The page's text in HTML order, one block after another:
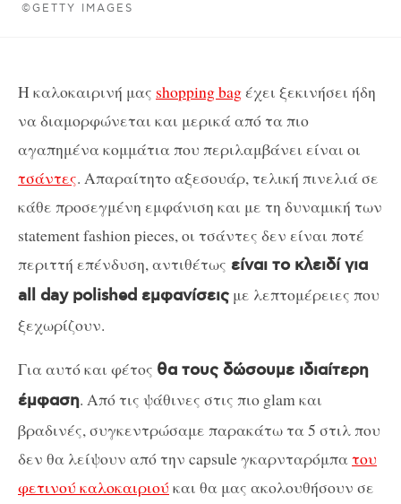
©GETTY IMAGES
Η καλοκαιρινή μας shopping bagέχει ξεκινήσει ήδη
να διαμορφώνεται και μερικά από τα πιο
αγαπημένα κομμάτια που περιλαμβάνει είναι οι
τσάντες. Απαραίτητο αξεσουάρ, τελική πινελιά σε
κάθε προσεγμένη εμφάνιση και με τη δυναμική των
statement fashion pieces, οι τσάντες δεν είναι ποτέ
περιττή επένδυση, αντιθέτως είναι το κλειδί για
all day polished εμφανίσεις με λεπτομέρειες που
ξεχωρίζουν.
Για αυτό και φέτος θα τους δώσουμε ιδιαίτερη
έμφαση. Από τις ψάθινες στις πιο glam και
βραδινές, συγκεντρώσαμε παρακάτω τα 5 στιλ που
δεν θα λείψουν από την capsule γκαρνταρόμπατου
φετινού καλοκαιριού και θα μας ακολουθήσουν σε